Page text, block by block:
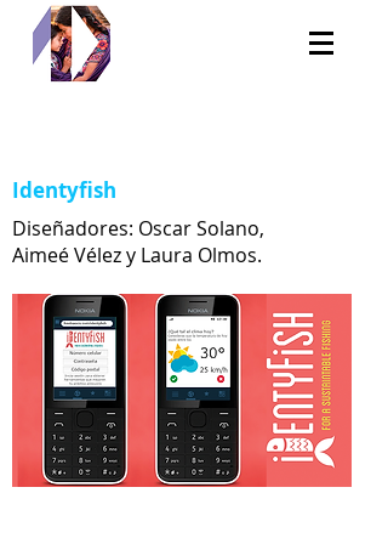
Identyfish
Diseñadores: Oscar Solano,
Aimeé Vélez y Laura Olmos.